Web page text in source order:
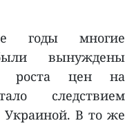
годы многие
вынуждены
роста цен на
следствием
В то же